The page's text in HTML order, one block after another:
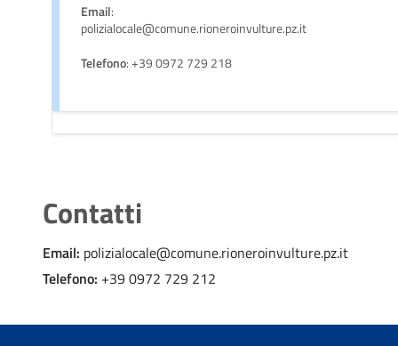
Email:
polizialocale@comune.rioneroinvulture.pz.it
Telefono: +39 0972 729 218
Contatti
Email: polizialocale@comune.rioneroinvulture.pz.it
Telefono: +39 0972 729 212